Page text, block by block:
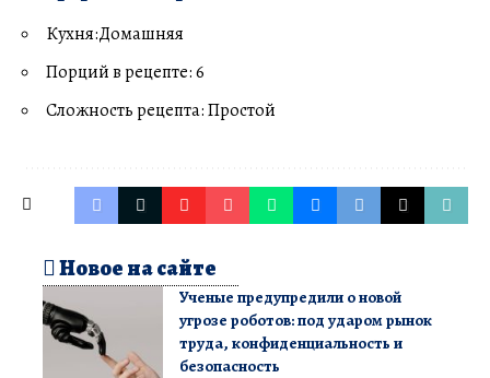
Кухня:Домашняя
Порций в рецепте: 6
Сложность рецепта: Простой
Новое на сайте
Ученые предупредили о новой
угрозе роботов: под ударом рынок
труда, конфиденциальность и
безопасность